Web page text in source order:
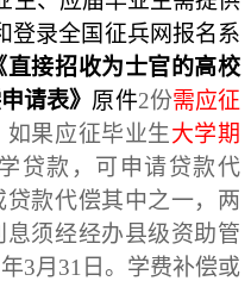
登录全国征兵网报名系
直接招收为士官的高校
请表》 原件2份需应征
如果应征毕业生大学期
贷款，可申请贷款代
款代偿其中之一，两
须经经办县级资助管
3月31日。学费补偿或